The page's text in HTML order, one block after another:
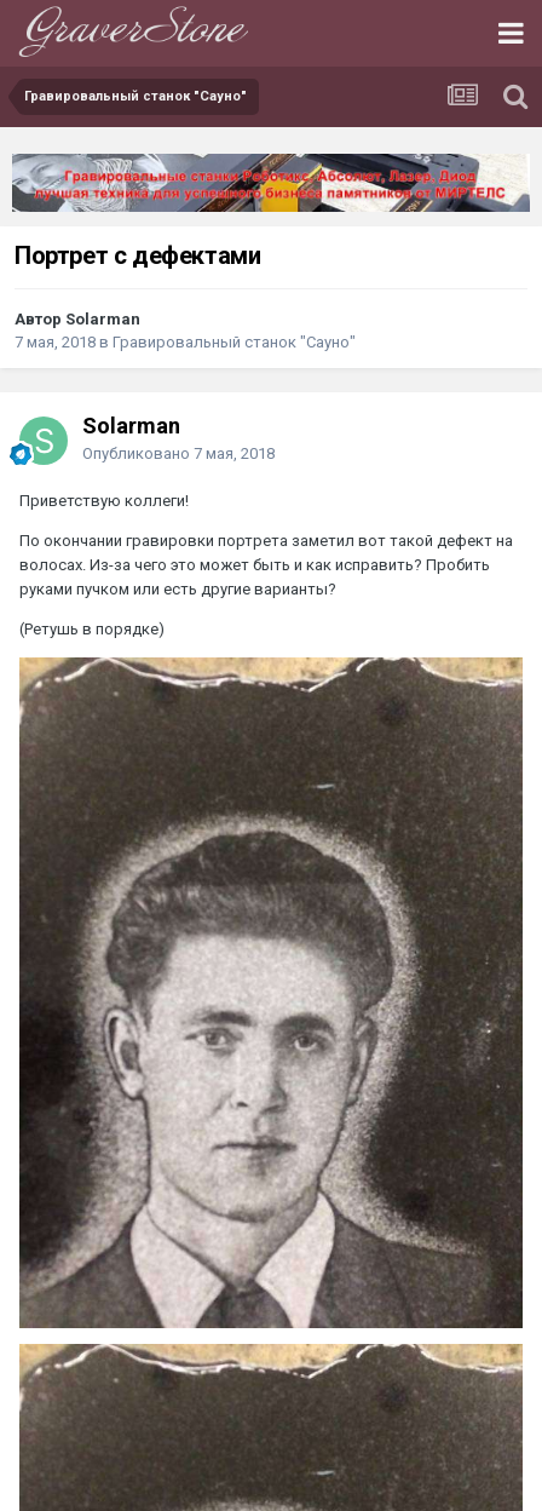
Гравировальный станок "Сауно"
Портрет с дефектами
Автор Solarman
7 мая, 2018 в Гравировальный станок "Сауно"
Solarman
Опубликовано 7 мая, 2018
Приветствую коллеги!
По окончании гравировки портрета заметил вот такой дефект на
волосах. Из-за чего это может быть и как исправить? Пробить
руками пучком или есть другие варианты?
(Ретушь в порядке)